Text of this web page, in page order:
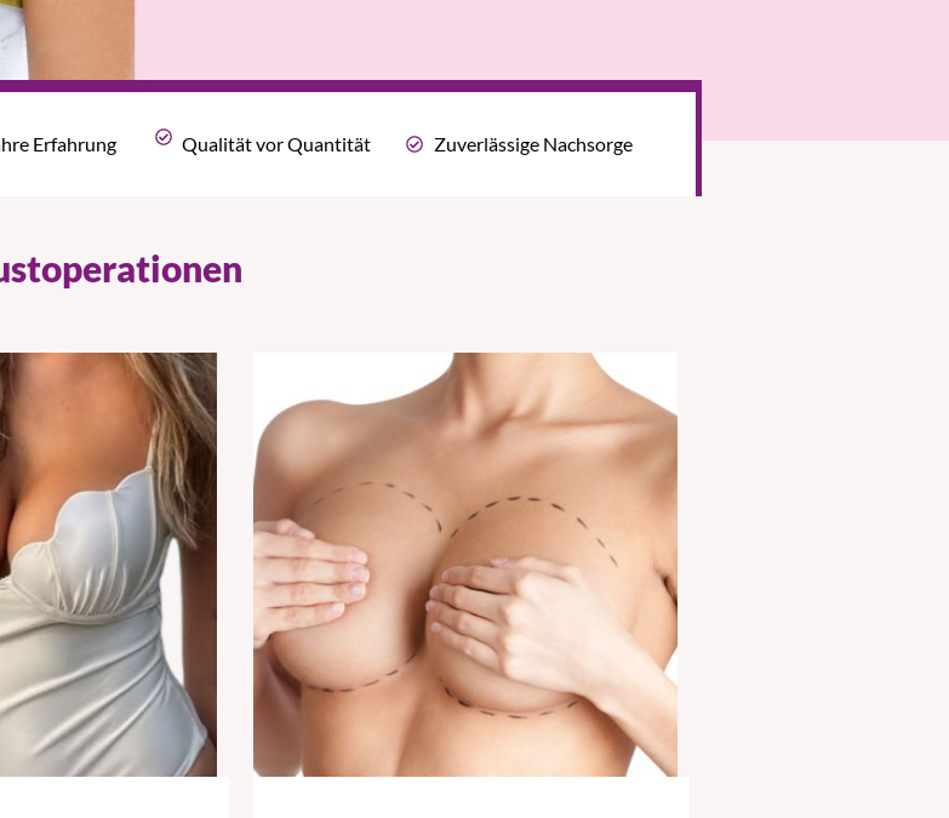
Erfahrung Qualität vor Quantität Zuverlässige Nachsorge